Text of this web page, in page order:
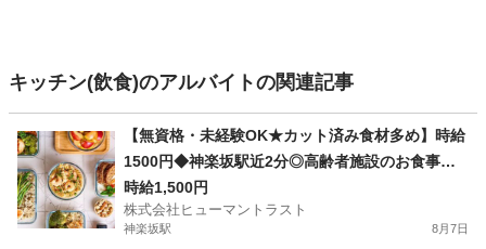
キッチン(飲食)のアルバイトの関連記事
【無資格・未経験OK★カット済み食材多め】時給
1500円◆神楽坂駅近2分◎高齢者施設のお食事調
理(ES1W-3808)
時給1,500円
株式会社ヒューマントラスト
神楽坂駅 8月7日